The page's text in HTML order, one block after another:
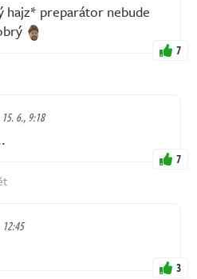
hajz* preparátor nebude
7
6., 9:18
7
3